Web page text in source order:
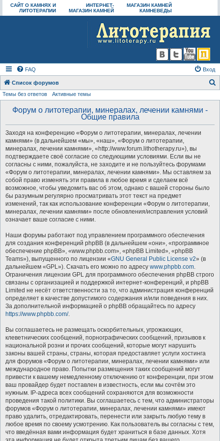
САЙТ О КАМНЯХ И
ЛИТОТЕРАПИИ
ИНТЕРНЕТ-
МАГАЗИН КАМНЕЙ
МАГАЗИН КАМНЕЙ
КАМНЕВЕДЫ
FAQ Вход
Список форумов
Темы без ответов Активные темы
Форум о литотерапии, минералах, лечении камнями -
Общие правила
Заходя на конференцию «Форум о литотерапии, минералах, лечении
камнями» (в дальнейшем «мы», «наш», «Форум о литотерапии,
минералах, лечении камнями», «http://www.forum.lithotherapy.ru»), вы
подтверждаете своё согласие со следующими условиями. Если вы не
согласны с ними, пожалуйста, не заходите и не пользуйтесь форумами
«Форум о литотерапии, минералах, лечении камнями». Мы оставляем за
собой право изменять эти правила в любое время и сделаем всё
возможное, чтобы уведомить вас об этом, однако с вашей стороны было
бы разумным регулярно просматривать этот текст на предмет
изменений, так как использование конференции «Форум о литотерапии,
минералах, лечении камнями» после обновления/исправления условий
означает ваше согласие с ними.
Наши форумы работают под управлением программного обеспечения
для создания конференций phpBB (в дальнейшем «они», «программное
обеспечение phpBB», «www.phpbb.com», «phpBB Limited», «phpBB
Teams»), выпущенного по лицензии «GNU General Public License v2» (в
дальнейшем «GPL»). Скачать его можно по адресу www.phpbb.com.
Ограничения лицензии GPL для программного обеспечения phpBB строго
связаны с организацией и поддержкой интернет-конференций, и phpBB
Limited не несёт ответственности за то, что администрация конференций
определяет в качестве допустимого содержания и/или поведения в них.
За дополнительной информацией о phpBB обращайтесь по адресу
https://www.phpbb.com/.
Вы соглашаетесь не размещать оскорбительных, угрожающих,
клеветнических сообщений, порнографических сообщений, призывов к
национальной розни и прочих сообщений, которые могут нарушить
законы вашей страны, страны, которая предоставляет услуги хостинга
для форумов «Форум о литотерапии, минералах, лечении камнями» или
международное право. Попытки размещения таких сообщений могут
привести к вашему немедленному отключению от конференции, при этом
ваш провайдер будет поставлен в известность, если мы сочтём это
нужным. IP-адреса всех сообщений сохраняются для возможности
проведения такой политики. Вы соглашаетесь с тем, что администраторы
форумов «Форум о литотерапии, минералах, лечении камнями» имеют
право удалить, отредактировать, перенести или закрыть любую тему в
любое время по своему усмотрению. Как пользователь вы согласны с тем,
что введённая вами информация будет храниться в базе данных. Хотя